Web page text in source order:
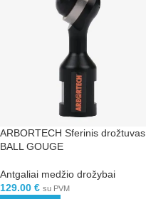
ARBORTECH Sferinis drožtuvas
BALL GOUGE
Antgaliai medžio drožybai
129.00 € su PVM